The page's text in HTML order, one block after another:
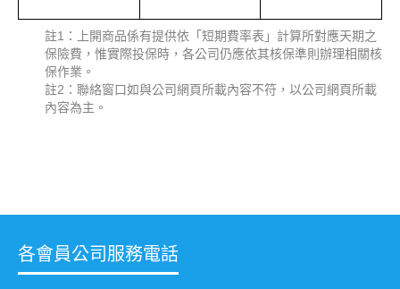
註1：上開商品係有提供依「短期費率表」計算所對應天期之
保險費，惟實際投保時，各公司仍應依其核保準則辦理相關核
保作業。
註2：聯絡窗口如與公司網頁所載內容不符，以公司網頁所載
內容為主。
各會員公司服務電話